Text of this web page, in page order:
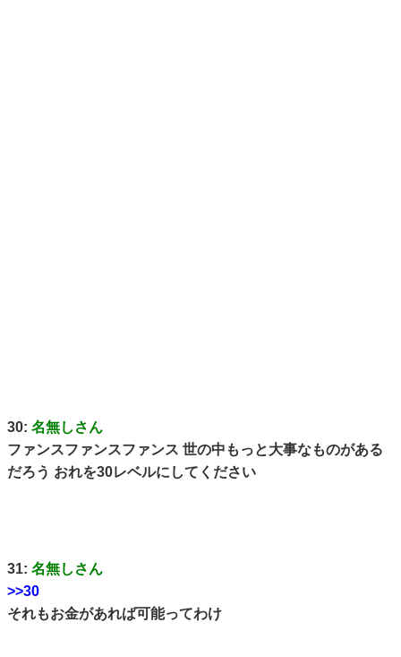
30: 名無しさん
ファンスファンスファンス 世の中もっと大事なものがある
だろう おれを30レベルにしてください
31: 名無しさん
>>30
それもお金があれば可能ってわけ